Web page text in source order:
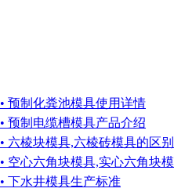
• 预制化粪池模具使用详情
• 预制电缆槽模具产品介绍
• 六棱块模具,六棱砖模具的区别
• 空心六角块模具,实心六角块
• 下水井模具生产标准